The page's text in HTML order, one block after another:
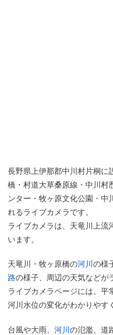
長野県上伊那郡中川村片桐に
橋・村道大草桑原線・中川村
ンター・牧ヶ原文化公園・中
れるライブカメラです。
ライブカメラは、天竜川上流
います。
天竜川・牧ヶ原橋の河川 の様
路の様子、周辺の天気などが
ライブカメラページには、平
河川水位の変化がわかりやす
台風や大雨、 河川 の氾濫、道